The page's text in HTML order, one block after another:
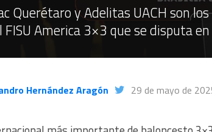
Querétaro y Adelitas UACH son
America 3×3 que se disputa
Hernández Aragón 29 de mayo de